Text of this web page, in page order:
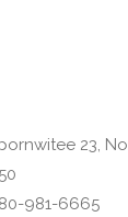
23,
981-6665